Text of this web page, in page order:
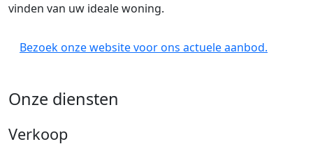
vinden van uw ideale woning.
Bezoek onze website voor ons actuele aanbod.
Onze diensten
Verkoop